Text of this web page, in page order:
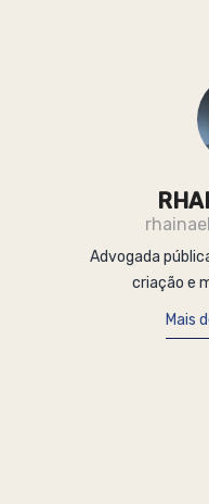
Advogada
criação e
Mais